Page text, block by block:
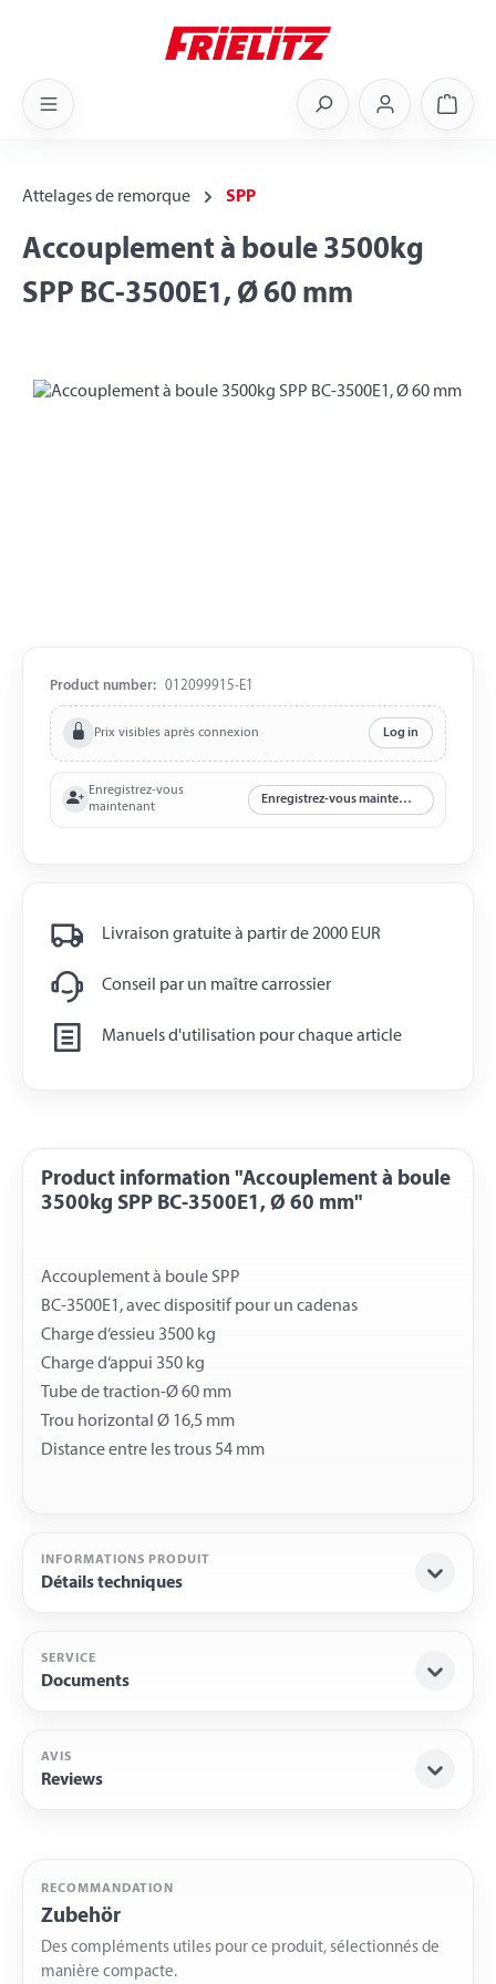
Attelages de remorque SPP
Accouplement à boule 3500kg
SPP BC-3500E1, Ø 60 mm
Skip image gallery
Product number: 012099915-E1
Prix visibles après connexion Log in
Enregistrez-vous
maintenant
Enregistrez-vous maintenant
Livraison gratuite à partir de 2000 EUR
Conseil par un maître carrossier
Manuels d'utilisation pour chaque article
Product information "Accouplement à boule
3500kg SPP BC-3500E1, Ø 60 mm"
Accouplement à boule SPP
BC-3500E1, avec dispositif pour un cadenas
Charge d‘essieu 3500 kg
Charge d‘appui 350 kg
Tube de traction-Ø 60 mm
Trou horizontal Ø 16,5 mm
INFORMATIONS PRODUIT
Détails techniques
SERVICE
Documents
AVIS
Reviews
RECOMMANDATION
Zubehör
Des compléments utiles pour ce produit, sélectionnés de
manière compacte.